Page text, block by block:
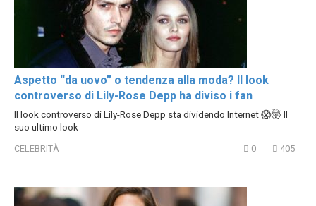
Aspetto “da uovo” o tendenza alla moda? Il look
controverso di Lily-Rose Depp ha diviso i fan
Il look controverso di Lily-Rose Depp sta dividendo Internet 😱🤯 Il
suo ultimo look
CELEBRITÀ 0 405